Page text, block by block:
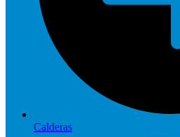
Calderas